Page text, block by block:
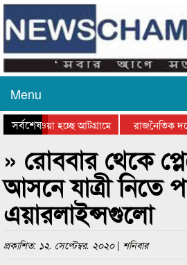
Menu
সর্বশেষ
যাওয়া হচ্ছে আটগ্রামে
রাজনৈতিক
» রোববার থেকে
আসনে যাত্রী নিতে
এয়ারলাইন্সগুলো
প্রকাশিত: ১২. সেপ্টেম্বর. ২০২০ | শনিবার